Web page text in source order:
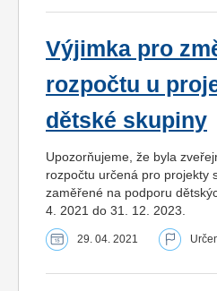
Výjimka pro
rozpočtu u
dětské skupiny
Upozorňujeme, že byla
rozpočtu určená pro projekty
zaměřené na podporu
4. 2021 do 31. 12. 2023.
29. 04. 2021